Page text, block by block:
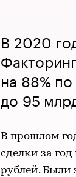
В 2020
на 88%
до 95
В прошлом
сделки за
рублей. Были